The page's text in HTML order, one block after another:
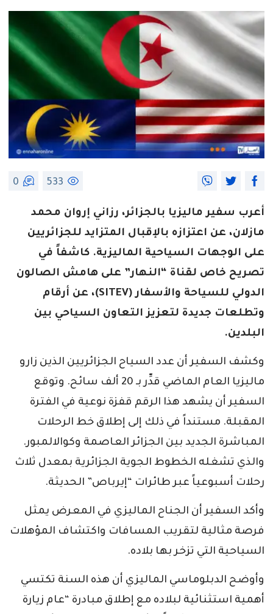
533
0
أعرب سفير ماليزيا بالجزائر، رزاني إروان محمد
مازلان، عن اعتزازه بالإقبال المتزايد للجزائريين
على الوجهات السياحية الماليزية. كاشفاً في
تصريح خاص لقناة “النهار” على هامش الصالون
الدولي للسياحة والأسفار (SITEV)، عن أرقام
وتطلعات جديدة لتعزيز التعاون السياحي بين
البلدين.
وكشف السفير أن عدد السياح الجزائريين الذين زارو
ماليزيا العام الماضي قدِّر بـ 20 ألف سائح. وتوقع
السفير أن يشهد هذا الرقم قفزة نوعية في الفترة
المقبلة. مستنداً في ذلك إلى إطلاق خط الرحلات
المباشرة الجديد بين الجزائر العاصمة وكوالالمبور.
والذي تشغله الخطوط الجوية الجزائرية بمعدل ثلاث
رحلات أسبوعياً عبر طائرات “إيرباص” الحديثة.
​وأكد السفير أن الجناح الماليزي في المعرض يمثل
فرصة مثالية لتقريب المسافات واكتشاف المؤهلات
السياحية التي تزخر بها بلاده.
​وأوضح الدبلوماسي الماليزي أن هذه السنة تكتسي
أهمية استثنائية لبلاده مع إطلاق مبادرة “عام زيارة